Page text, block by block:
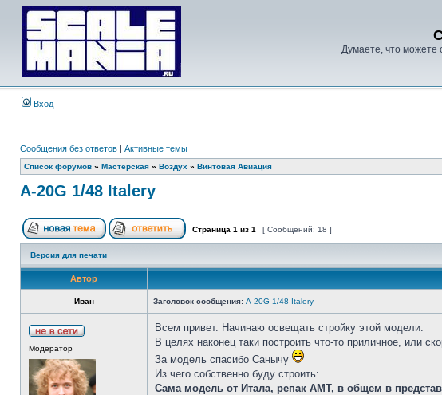
Думаете, что можете
Вход
Сообщения без ответов | Активные темы
Список форумов » Мастерская » Воздух » Винтовая Авиация
A-20G 1/48 Italery
Страница 1 из 1 [ Сообщений: 18 ]
Версия для печати
Автор
Иван Заголовок сообщения: A-20G 1/48 Italery
Модератор
Всем привет. Начинаю освещать стройку этой модели.
В целях наконец таки построить что-то приличное, или
За модель спасибо Санычу
Из чего собственно буду строить:
Сама модель от Итала, репак АМТ, в общем в